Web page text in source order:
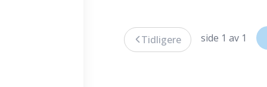
Tidligere side 1 av 1